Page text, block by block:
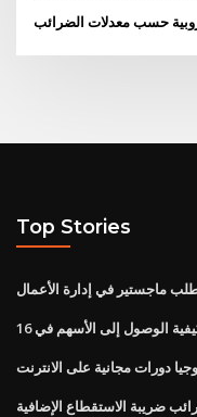
حسب معدلات الضرائب
Top Stories
ماجستير في إدارة الأعمال
الوصول إلى الأسهم في 16
دورات مجانية على الانترنت
ضريبة الاستقطاع الإضافية